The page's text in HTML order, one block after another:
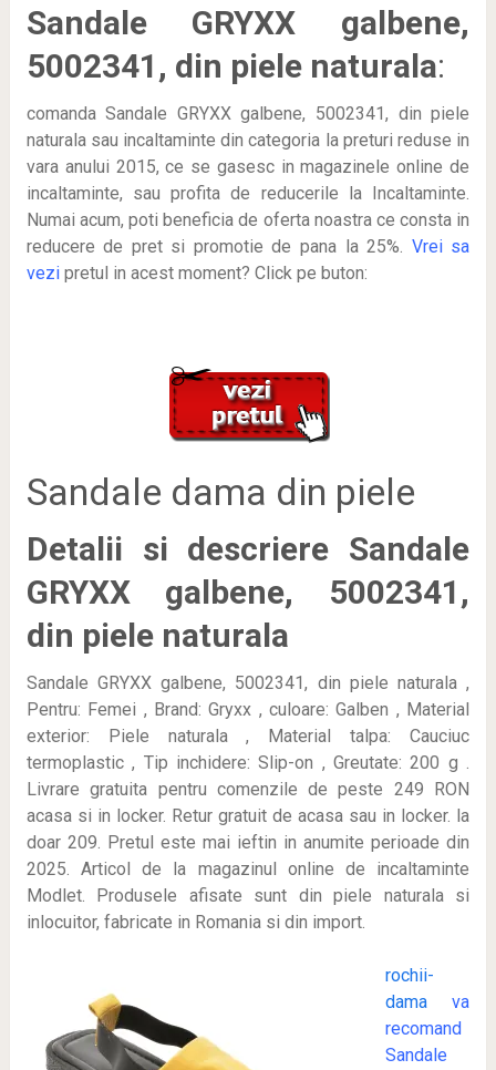
Sandale GRYXX galbene,
5002341, din piele naturala:
comanda Sandale GRYXX galbene, 5002341, din piele
naturala sau incaltaminte din categoria la preturi reduse in
vara anului 2015, ce se gasesc in magazinele online de
incaltaminte, sau profita de reducerile la Incaltaminte.
Numai acum, poti beneficia de oferta noastra ce consta in
reducere de pret si promotie de pana la 25%. Vrei sa
vezi pretul in acest moment? Click pe buton:
Sandale dama din piele
Detalii si descriere Sandale
GRYXX galbene, 5002341,
din piele naturala
Sandale GRYXX galbene, 5002341, din piele naturala ,
Pentru: Femei , Brand: Gryxx , culoare: Galben , Material
exterior: Piele naturala , Material talpa: Cauciuc
termoplastic , Tip inchidere: Slip-on , Greutate: 200 g .
Livrare gratuita pentru comenzile de peste 249 RON
acasa si in locker. Retur gratuit de acasa sau in locker. la
doar 209. Pretul este mai ieftin in anumite perioadedin
2025. Articol de la magazinul online de incaltaminte
Modlet. Produsele afisate sunt din piele naturala si
inlocuitor, fabricate in Romania si din import.
rochii-
damava
recomand
Sandale